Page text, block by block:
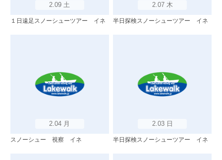
2.09 土
１日遠足スノーシューツアー イネ
2.07 木
半日探検スノーシューツアー イネ
2.04 月
スノーシュー 視察 イネ
2.03 日
半日探検スノーシューツアー イネ